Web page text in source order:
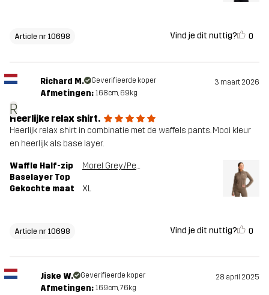
Article nr 10698 Vind je dit nuttig? 0
R
Richard M. Geverifieerde koper 3 maart 2026
Afmetingen: 168cm, 69kg
Heerlijke relax shirt.
Heerlijk relax shirt in combinatie met de waffels pants. Mooi kleur
en heerlijk als base layer.
Waffle Half-zip
Baselayer Top
Morel Grey/Peyote
Gekochte maat XL
Article nr 10698 Vind je dit nuttig? 0
Jiske W. Geverifieerde koper 28 april 2025
Afmetingen: 169cm, 76kg